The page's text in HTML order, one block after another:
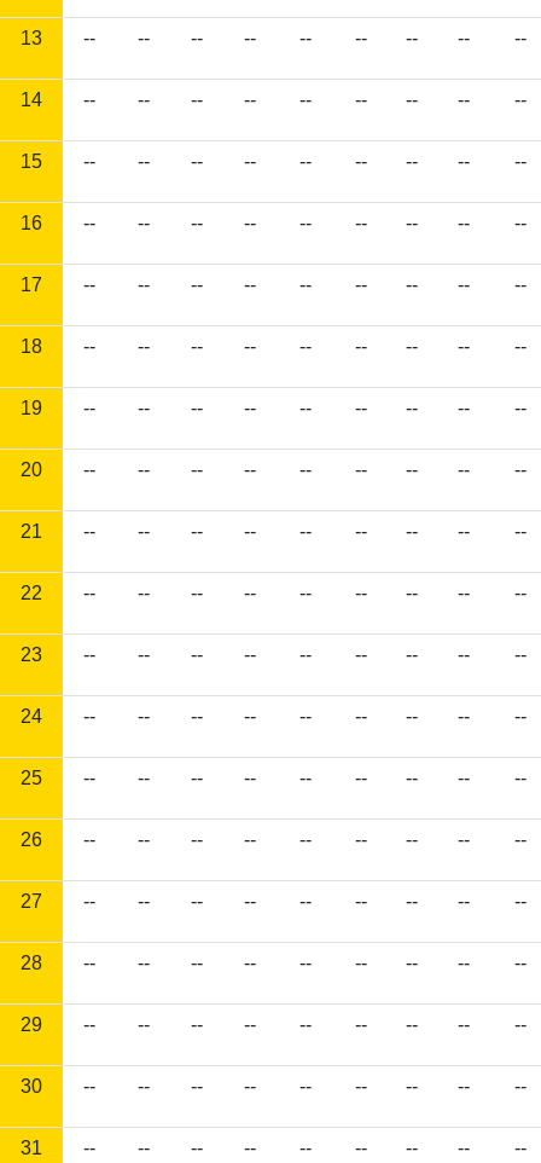
13 -- -- -- -- -- -- -- -- --
14 -- -- -- -- -- -- -- -- --
15 -- -- -- -- -- -- -- -- --
16 -- -- -- -- -- -- -- -- --
17 -- -- -- -- -- -- -- -- --
18 -- -- -- -- -- -- -- -- --
19 -- -- -- -- -- -- -- -- --
20 -- -- -- -- -- -- -- -- --
21 -- -- -- -- -- -- -- -- --
22 -- -- -- -- -- -- -- -- --
23 -- -- -- -- -- -- -- -- --
24 -- -- -- -- -- -- -- -- --
25 -- -- -- -- -- -- -- -- --
26 -- -- -- -- -- -- -- -- --
27 -- -- -- -- -- -- -- -- --
28 -- -- -- -- -- -- -- -- --
29 -- -- -- -- -- -- -- -- --
30 -- -- -- -- -- -- -- -- --
31 -- -- -- -- -- -- -- -- --